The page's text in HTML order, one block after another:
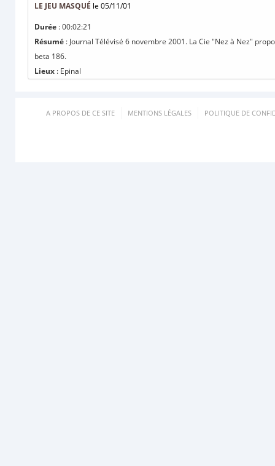
LE JEU MASQUÉ le 05/11/01
Durée : 00:02:21
Résumé : Journal Télévisé 6 novembre 2001. La Cie "Nez à Nez"
beta 186.
Lieux : Epinal
A PROPOS DE CE SITE MENTIONS LÉGALES POLITIQUE DE